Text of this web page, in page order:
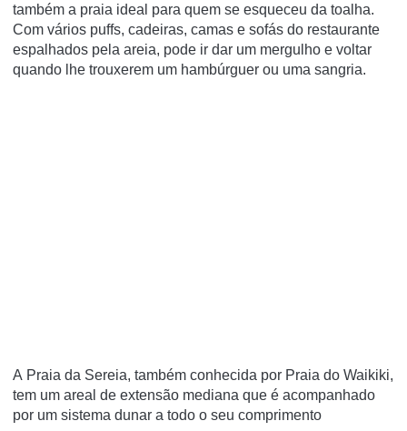
também a praia ideal para quem se esqueceu da toalha.
Com vários puffs, cadeiras, camas e sofás do restaurante
espalhados pela areia, pode ir dar um mergulho e voltar
quando lhe trouxerem um hambúrguer ou uma sangria.
A Praia da Sereia, também conhecida por Praia do Waikiki,
tem um areal de extensão mediana que é acompanhado
por um sistema dunar a todo o seu comprimento